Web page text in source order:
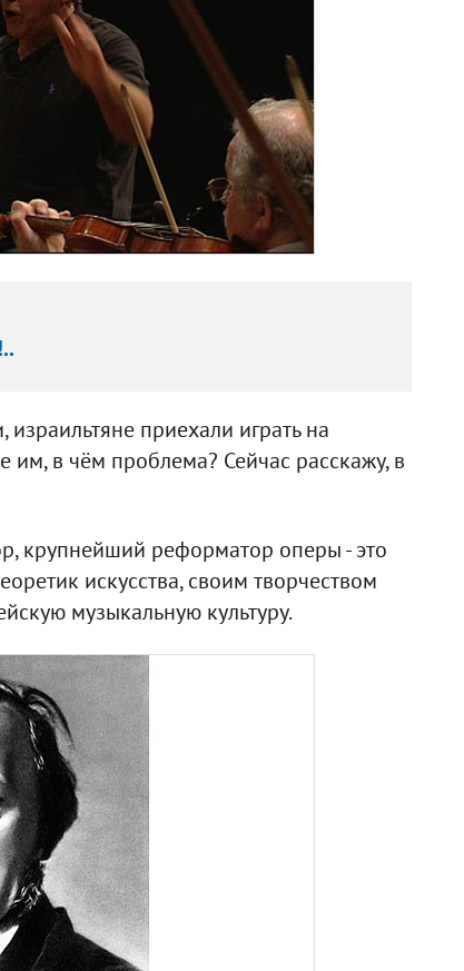
приехали играть на
им, в чём проблема? Сейчас расскажу, в
крупнейший реформатор оперы - это
искусства, своим творчеством
музыкальную культуру.